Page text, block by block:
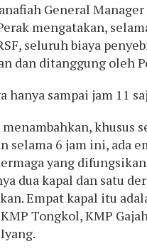
General Manager
mengatakan,
seluruh biaya
dan ditanggung oleh
hanya sampai jam 11
khusus
selama 6 jam ini, ada
yang
dua kapal dan satu
Empat kapal itu
Tongkol, KMP